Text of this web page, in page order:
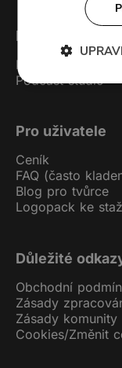
Forendors
Kontakt
Podcast studio
Pro uživatele
Ceník
FAQ (často
Blog pro tvůrce
Logopack ke
Důležité
Obchodní
Zásady
Zásady komunity
Cookies/Změnit